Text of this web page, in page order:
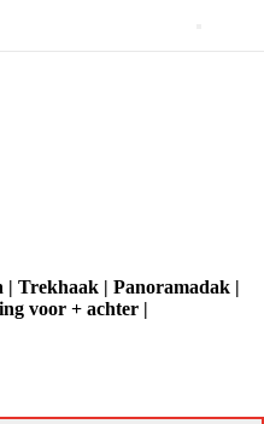
Trekhaak | Panoramadak |
voor + achter |